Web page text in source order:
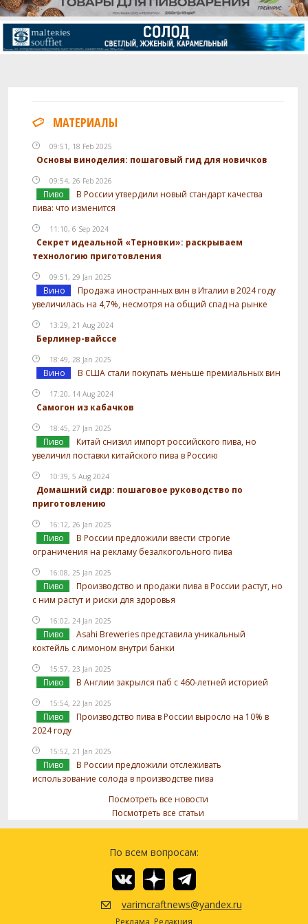
Каскад (Cascade DE)
45.38 г
Айдахо 7 (IDAHO 7)
28.35 г
WLP001
Посмотреть рецепт полностью
МАТЕРИАЛЫ
09:51, 18 Feb 2025
Основы виноделия: пошаговый гид для новичков
09:54, 26 Feb 2026
Пиво
В России утвердили новый стандарт качества
пива: что изменится
11:10, 6 Sep 2024
Секрет идеальной «Терновки»: раскрываем
технологию приготовления
09:51, 29 Jan 2025
Вино
Продажа иностранных вин в Италии в 2024 году
увеличилась на 4,7%, несмотря на общий спад на рынке
13:29, 21 Aug 2024
Берлинер-вайссе
18:49, 28 Jan 2025
Вино В США стали покупать меньше премиальных вин
17:20, 14 Aug 2024
Самогон из кабачков
18:45, 27 Jan 2025
Пиво
Китай снизил импорт российского пива, но
увеличил поставки китайского пива в Россию
10:39, 5 Aug 2024
Домашний сидр: пошаговое руководство по
приготовлению
16:12, 26 Jan 2025
Пиво
В России предложили ввести строгие
ограничения на рекламу безалкогольного пива
16:08, 25 Jan 2025
Пиво
Производство и продажи пива в России растут, но
с ним растут и риски для здоровья
16:02, 24 Jan 2025
Пиво
Asahi Breweries представила уникальный
коктейль с лимоном внутри банки
15:57, 23 Jan 2025
Пиво В Англии закрылся паб с 460-летней историей
15:54, 22 Jan 2025
Пиво
Производство пива в России выросло на 10% в
2024 году
15:52, 21 Jan 2025
Пиво
В России предложили отслеживать
использование солода в производстве пива
Посмотреть все новости
Посмотреть все статьи
По всем вопросам:
varimcraftnews@yandex.ru
Реклама Редакция